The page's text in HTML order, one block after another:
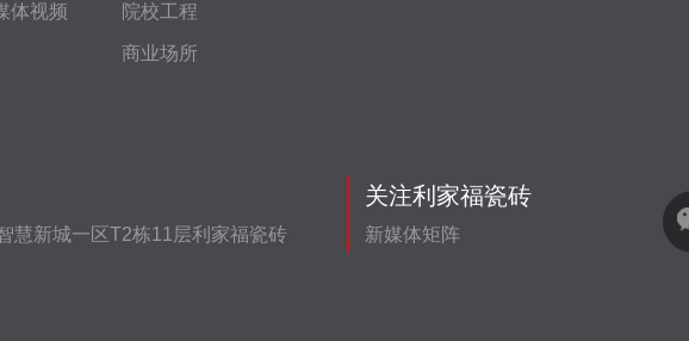
体视频 院校工程
商业场所
慧新城一区T2栋11层利家福瓷砖
关注利家福瓷砖
新媒体矩阵